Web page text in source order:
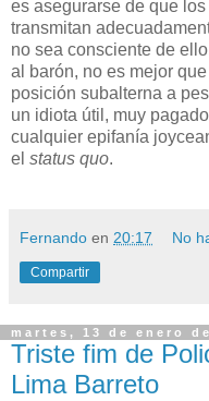
es asegurarse de que
transmitan
no sea consciente de
al barón, no es mejor
posición subalterna a
un idiota útil, muy
cualquier epifanía
el status quo.
Fernando en 20:17 No
Compartir
martes, 13 de enero
Triste fim de
Lima Barreto